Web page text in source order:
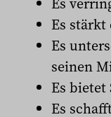
Es
Es
seinen
Es bietet
Es